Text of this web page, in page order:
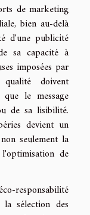
de marketing
bien au-delà
d'une publicité
sa capacité à
imposées par
doivent
le message
de sa lisibilité.
devient un
seulement la
de
responsabilité
sélection des